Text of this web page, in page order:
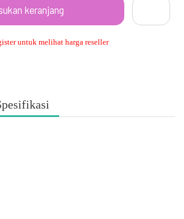
keranjang
untuk melihat harga reseller